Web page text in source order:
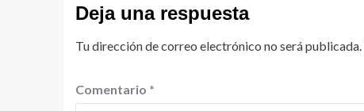
Deja una respuesta
Tu dirección de correo electrónico no será publicada.
Comentario *